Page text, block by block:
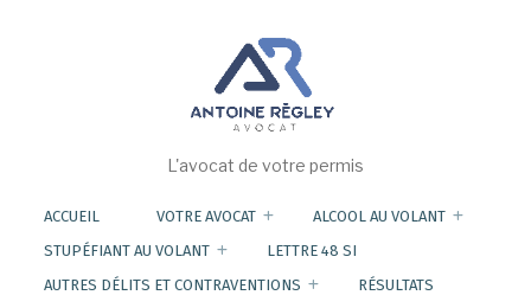
L'avocat de votre permis
ACCUEIL VOTRE AVOCAT
ALCOOL AU VOLANT
STUPÉFIANT AU VOLANT
LETTRE 48 SI
AUTRES DÉLITS ET CONTRAVENTIONS
RÉSULTATS